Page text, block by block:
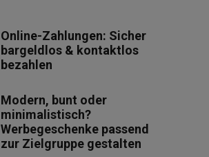
Online-Zahlungen: Sicher
bargeldlos & kontaktlos
bezahlen
Modern, bunt oder
minimalistisch?
Werbegeschenke passend
zur Zielgruppe gestalten